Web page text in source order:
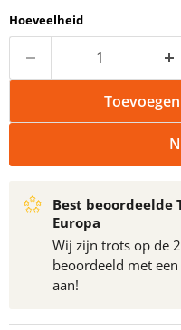
Hoeveelheid
Best beoordeelde
Europa
Wij zijn trots op de
beoordeeld met een
aan!